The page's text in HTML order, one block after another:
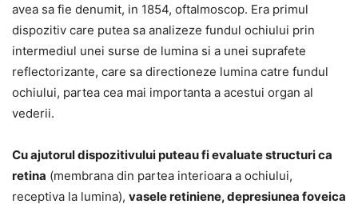
avea sa fie denumit, in 1854, oftalmoscop. Era primul
dispozitiv care putea sa analizeze fundul ochiului prin
intermediul unei surse de lumina si a unei suprafete
reflectorizante, care sa directioneze lumina catre fundul
ochiului, partea cea mai importanta a acestui organ al
vederii.
Cu ajutorul dispozitivului puteau fi evaluate structuri ca
retina (membrana din partea interioara a ochiului,
receptiva la lumina), vasele retiniene, depresiunea foveica